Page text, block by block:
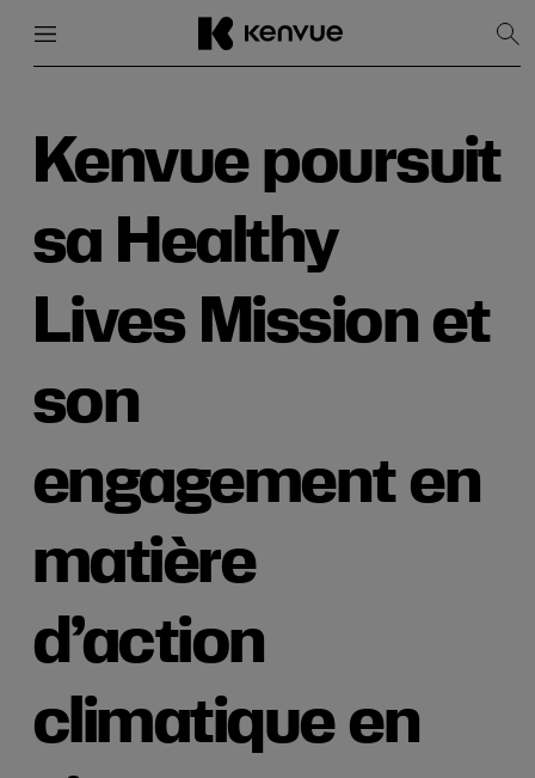
contenu
Kenvue poursuit
sa Healthy
Lives Mission et
son
engagement en
matière
d’action
climatique en